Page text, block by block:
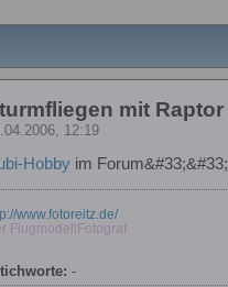
mit Raptor
12:19
Hobby im
www.fotoreitz.de/
FlugmodellFotograf
-